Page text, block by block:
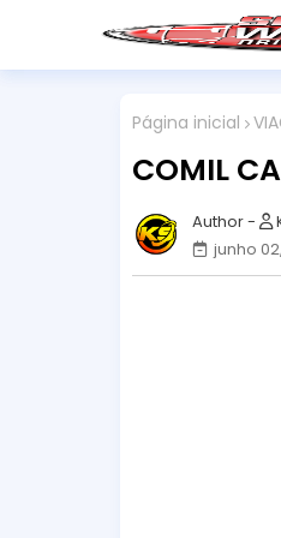
Página inicial
COMIL
junho